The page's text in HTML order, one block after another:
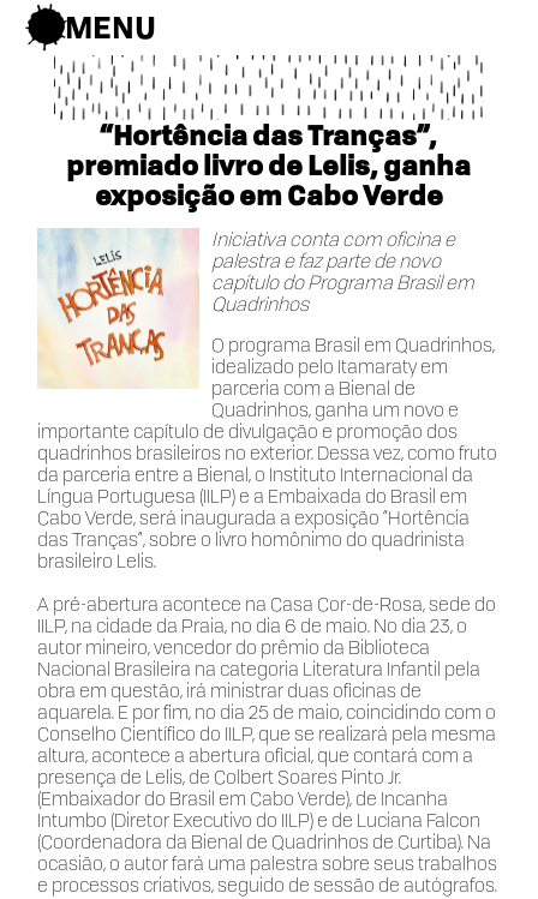
“Hortência das Tranças”,
premiado livro de Lelis, ganha
exposição em Cabo Verde
Iniciativa conta com oficina e
palestra e faz parte de novo
capítulo do Programa Brasil em
Quadrinhos
O programa Brasil em Quadrinhos,
idealizado pelo Itamaraty em
parceria com a Bienal de
Quadrinhos, ganha um novo e
importante capítulo de divulgação e promoção dos
quadrinhos brasileiros no exterior. Dessa vez, como fruto
da parceria entre a Bienal, o Instituto Internacional da
Língua Portuguesa (IILP) e a Embaixada do Brasil em
Cabo Verde, será inaugurada a exposição “Hortência
das Tranças”, sobre o livro homônimo do quadrinista
brasileiro Lelis.
A pré-abertura acontece na Casa Cor-de-Rosa, sede do
IILP, na cidade da Praia, no dia 6 de maio. No dia 23, o
autor mineiro, vencedor do prêmio da Biblioteca
Nacional Brasileira na categoria Literatura Infantil pela
obra em questão, irá ministrar duas oficinas de
aquarela. E por fim, no dia 25 de maio, coincidindo com o
Conselho Científico do IILP, que se realizará pela mesma
altura, acontece a abertura oficial, que contará com a
presença de Lelis, de Colbert Soares Pinto Jr.
(Embaixador do Brasil em Cabo Verde), de Incanha
Intumbo (Diretor Executivo do IILP) e de Luciana Falcon
(Coordenadora da Bienal de Quadrinhos de Curtiba). Na
ocasião, o autor fará uma palestra sobre seus trabalhos
e processos criativos, seguido de sessão de autógrafos.
MENU